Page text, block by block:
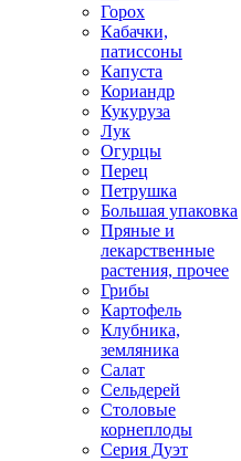
Горох
Кабачки,
патиссоны
Капуста
Кориандр
Кукуруза
Лук
Огурцы
Перец
Петрушка
Большая упаковка
Пряные и
лекарственные
растения, прочее
Грибы
Картофель
Клубника,
земляника
Салат
Сельдерей
Столовые
корнеплоды
Серия Дуэт